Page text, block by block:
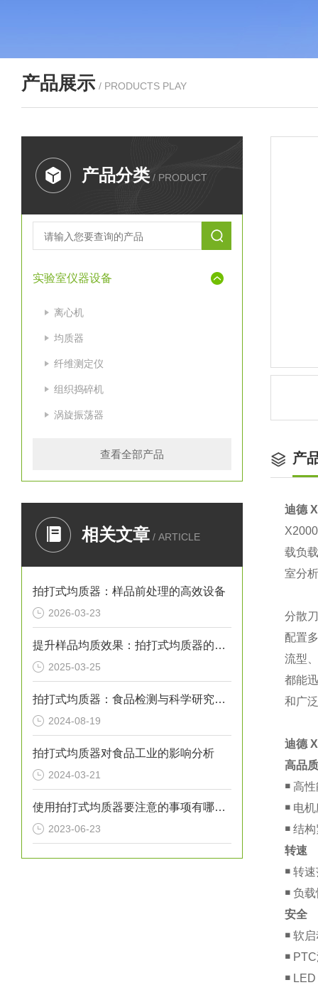
产品展示 / PRODUCTS PLAY
产品分类 / PRODUCT
实验室仪器设备
离心机
均质器
纤维测定仪
组织捣碎机
涡旋振荡器
查看全部产品
相关文章 / ARTICLE
拍打式均质器：样品前处理的高效设备
2026-03-23
提升样品均质效果：拍打式均质器的性能优化
2025-03-25
拍打式均质器：食品检测与科学研究的高效助手
2024-08-19
拍打式均质器对食品工业的影响分析
2024-03-21
使用拍打式均质器要注意的事项有哪些？
2023-06-23
产
迪德
载负
室分
分散
配置
流型
都能
和广
迪德
高品质
￭ 高
￭ 电
￭ 结
转速
￭ 转
￭ 负
安全
￭ 软
￭
￭